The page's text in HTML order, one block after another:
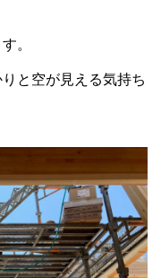
。
と空が見える気持ち